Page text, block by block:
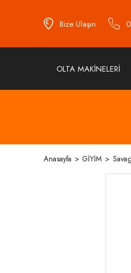
Bize Ulaşın
OLTA MAKİNELERİ
Anasayfa GİYİM